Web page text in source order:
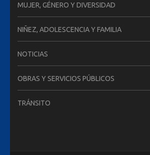
MUJER, GÉNERO Y DIVERSIDAD
NIÑEZ, ADOLESCENCIA Y FAMILIA
NOTICIAS
OBRAS Y SERVICIOS PÚBLICOS
TRÁNSITO